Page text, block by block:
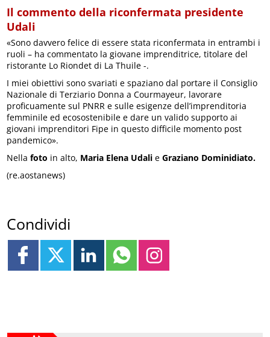
Il commento della riconfermata presidente
Udali
«Sono davvero felice di essere stata riconfermata in entrambi i
ruoli – ha commentato la giovane imprenditrice, titolare del
ristorante Lo Riondet di La Thuile -.
I miei obiettivi sono svariati e spaziano dal portare il Consiglio
Nazionale di Terziario Donna a Courmayeur, lavorare
proficuamente sul PNRR e sulle esigenze dell’imprenditoria
femminile ed ecosostenibile e dare un valido supporto ai
giovani imprenditori Fipe in questo difficile momento post
pandemico».
Nella foto in alto, Maria Elena Udali eGraziano Dominidiato.
(re.aostanews)
Condividi